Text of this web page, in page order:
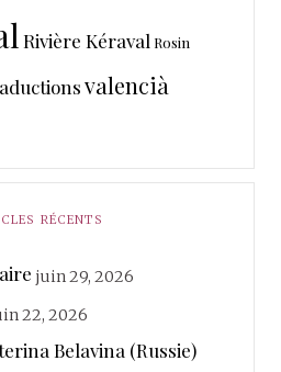
Rivière Kéraval Rosin
valencià
RÉCENTS
juin 29, 2026
22, 2026
Belavina (Russie)